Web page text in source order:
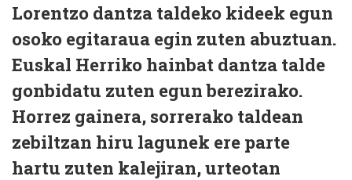
Lorentzo dantza taldeko kideek egun
osoko egitaraua egin zuten abuztuan.
Euskal Herriko hainbat dantza talde
gonbidatu zuten egun berezirako.
Horrez gainera, sorrerako taldean
zebiltzan hiru lagunek ere parte
hartu zuten kalejiran, urteotan